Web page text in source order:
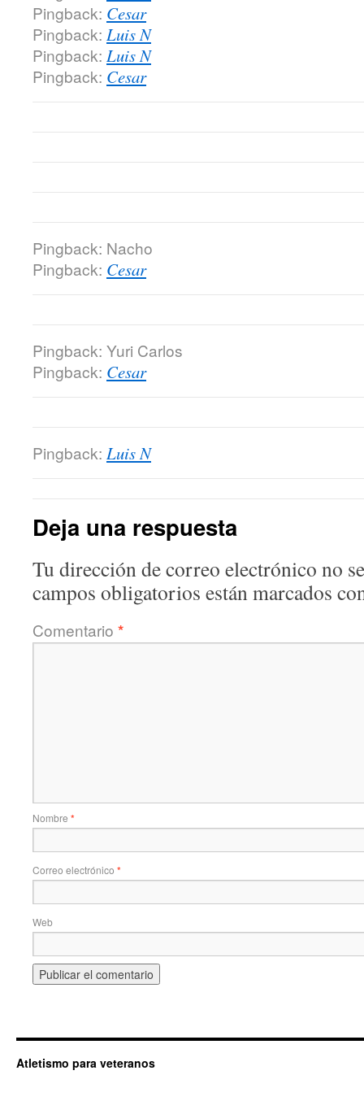
Pingback: Cesar
Pingback: Luis N
Pingback: Luis N
Pingback: Cesar
Pingback: Nacho
Pingback: Cesar
Pingback: Yuri Carlos
Pingback: Cesar
Pingback: Luis N
Deja una respuesta
Tu dirección de correo electrónico no
campos obligatorios están marcados
Comentario *
Nombre *
Correo electrónico *
Web
Atletismo para veteranos